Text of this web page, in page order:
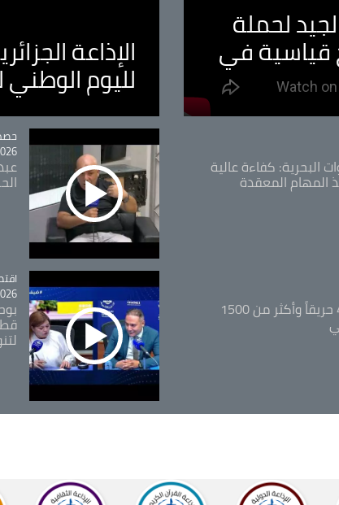
لحملة
قياسية في الإذاعة
لليوم
البحرية: كفاءة عالية
المهام المعقدة
المدير العام للغابات: 445 حريقاً وأكثر من 1500